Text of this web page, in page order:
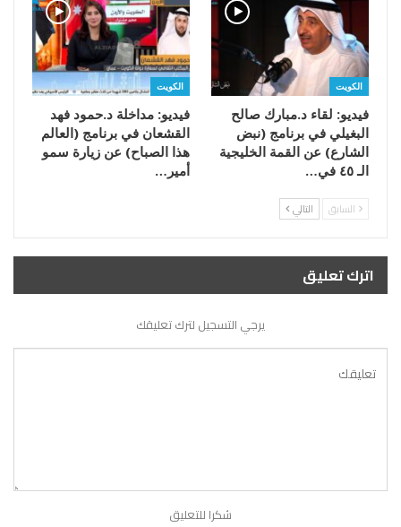
الكويت
فيديو: لقاء د.مبارك صالح
البغيلي في برنامج (نبض
الشارع) عن القمة الخليجية
الـ ٤٥ في…
الكويت
فيديو: مداخلة د.حمود فهد
القشعان في برنامج (العالم
هذا الصباح) عن زيارة سمو
أمير…
السابق التالي
اترك تعليق
يرجي التسجيل لترك تعليقك
شكرا للتعليق